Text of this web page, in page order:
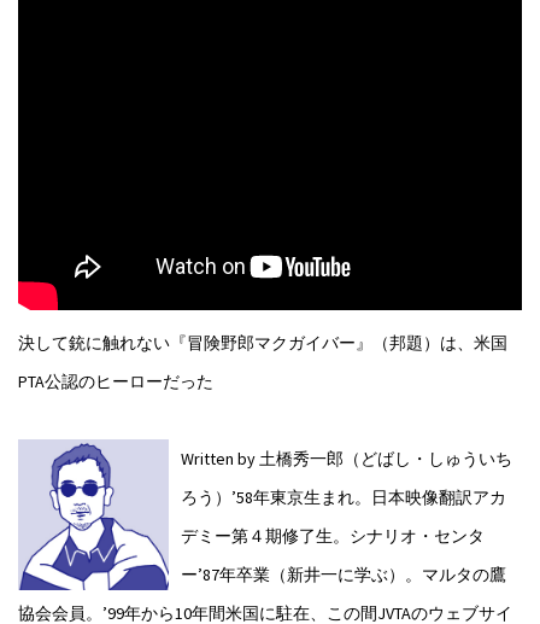
決して銃に触れない『冒険野郎マクガイバー』（邦題）は、米国
PTA公認のヒーローだった
Written by 土橋秀一郎（どばし・しゅういち
ろう） ’58年東京生まれ。日本映像翻訳アカ
デミー第４期修了生。シナリオ・センタ
ー’87年卒業（新井一に学ぶ）。マルタの鷹
協会会員。’99年から10年間米国に駐在、この間JVTAのウェブサイ